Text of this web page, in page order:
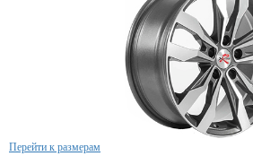
Перейти к размерам